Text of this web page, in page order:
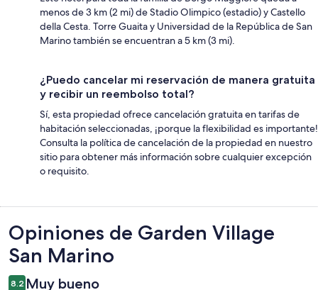
menos de 3 km (2 mi) de Stadio Olimpico (estadio) y Castello
della Cesta. Torre Guaita y Universidad de la República de San
Marino también se encuentran a 5 km (3 mi).
¿Puedo cancelar mi reservación de manera gratuita
y recibir un reembolso total?
Sí, esta propiedad ofrece cancelación gratuita en tarifas de
habitación seleccionadas, ¡porque la flexibilidad es importante!
Consulta la política de cancelación de la propiedad en nuestro
sitio para obtener más información sobre cualquier excepción
o requisito.
Opiniones
Opiniones de Garden Village
San Marino
8.2 Muy bueno